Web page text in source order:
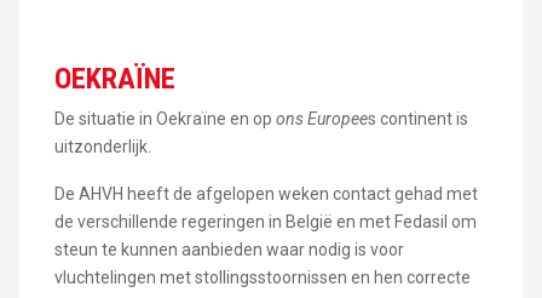
OEKRAÏNE
De situatie in Oekraïne en op ons Europees continent is
uitzonderlijk.
De AHVH heeft de afgelopen weken contact gehad met
de verschillende regeringen in België en met Fedasil om
steun te kunnen aanbieden waar nodig is voor
vluchtelingen met stollingsstoornissen en hen correcte